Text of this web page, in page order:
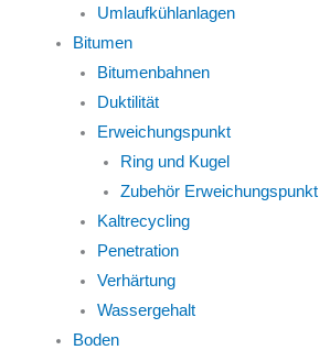
Umlaufkühlanlagen
Bitumen
Bitumenbahnen
Duktilität
Erweichungspunkt
Ring und Kugel
Zubehör Erweichungspunkt
Kaltrecycling
Penetration
Verhärtung
Wassergehalt
Boden